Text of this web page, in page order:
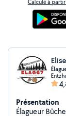
Calculé à
Présentation
Élagueur Bûcheron Jardinier (Auto-entrepreneur) Fort